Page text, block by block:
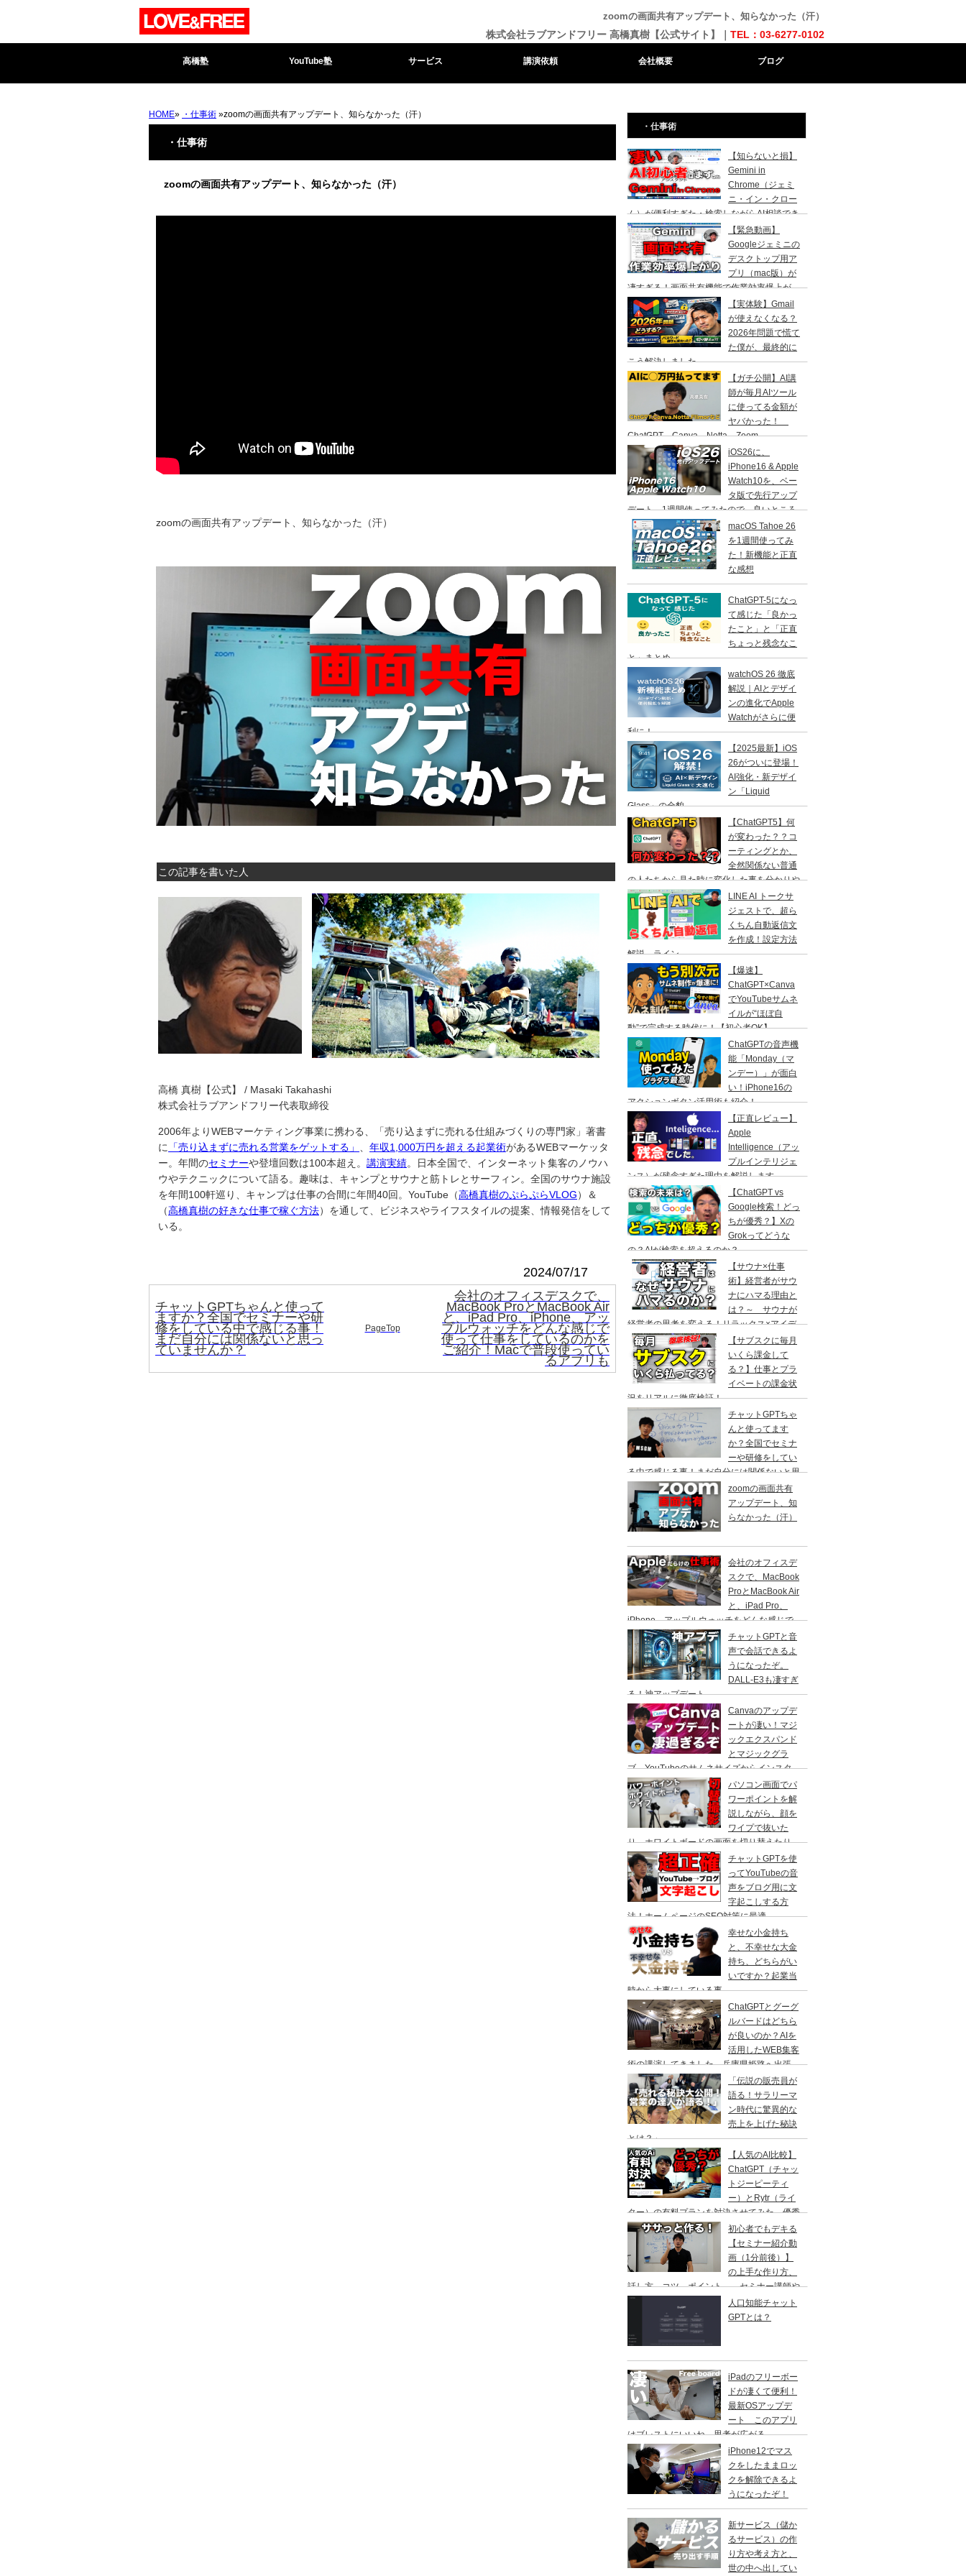
zoomの画面共有アップデート、知らなかった（汗）
株式会社ラブアンドフリー 高橋真樹【公式サイト】｜ TEL：03-6277-0102
高橋塾 YouTube塾 サービス 講演依頼 会社概要 ブログ
HOME» ・仕事術 »zoomの画面共有アップデート、知らなかった（汗）
・仕事術
zoomの画面共有アップデート、知らなかった（汗）
zoomの画面共有アップデート、知らなかった（汗）
この記事を書いた人
高橋 真樹【公式】 / Masaki Takahashi
株式会社ラブアンドフリー代表取締役
2006年よりWEBマーケティング事業に携わる、「売り込まずに売れる仕組みづくりの専門家」著書
に
「売り込まずに売れる営業をゲットする」 年収1,000万円を超える起業術があるWEBマーケッタ
ー。年間のセミナーや登壇回数は100本超え。 講演実績。日本全国で、インターネット集客のノウハ
ウやテクニックについて語る。趣味は、キャンプとサウナと筋トレとサーフィン。全国のサウナ施設
を年間100軒巡り、キャンプは仕事の合間に年間40回。YouTube（高橋真樹のぷらぷらVLOG）＆
（高橋真樹の好きな仕事で稼ぐ方法）を通して、ビジネスやライフスタイルの提案、情報発信をして
いる。
2024/07/17
チャットGPTちゃんと使って
ますか？全国でセミナーや研
修をしている中で感じる事！
まだ自分には関係ないと思っ
ていませんか？
PageTop
会社のオフィスデスクで、
MacBook ProとMacBook Air
と、iPad Pro、iPhone、アッ
プルウォッチをどんな感じで
使って仕事をしているのかを
ご紹介！Macで普段使ってい
るアプリも
・仕事術
【知らないと損】
Gemini in
Chrome（ジェミ
ニ・イン・クロー
ム）が便利すぎた・検索しながらAI相談でき
る時代になりました。AI初心者の社長向け
【緊急動画】
Googleジェミニの
デスクトップ用ア
プリ（mac版）が
凄すぎる！画面共有機能で作業効率爆上が
り！
【実体験】Gmail
が使えなくなる？
2026年問題で慌て
た僕が、最終的に
こう解決しました
【ガチ公開】AI講
師が毎月AIツール
に使ってる金額が
ヤバかった！
ChatGPT、Canva、Notta、Zoom、
FIMORA…などなど
iOS26に、
iPhone16 & Apple
Watch10を、ベー
タ版で先行アップ
デート。1週間使ってみたので、良いところ
悪いところ、その感想をお伝えします。
macOS Tahoe 26
を1週間使ってみ
た！新機能と正直
な感想
ChatGPT-5になっ
て感じた「良かっ
たこと」と「正直
ちょっと残念なこ
と」まとめ
watchOS 26 徹底
解説｜AIとデザイ
ンの進化でApple
Watchがさらに便
利に！
【2025最新】iOS
26がついに登場！
AI強化・新デザイ
ン「Liquid
Glass」の全貌
【ChatGPT5】何
が変わった？？コ
ーティングとか、
全然関係ない普通
の人たちから見た時に変化した事を分かりや
すく解説！
LINE AI トークサ
ジェストで、超ら
くちん自動返信文
を作成！設定方法
解説 ライン
【爆速】
ChatGPT×Canva
でYouTubeサムネ
イルが“ほぼ自
動”で完成する時代に！【初心者OK】
ChatGPTの音声機
能「Monday（マ
ンデー）」が面白
い！iPhone16の
アクションボタン活用術も紹介！
【正直レビュー】
Apple
Intelligence（アッ
プルインテリジェ
ンス）が残念すぎた理由を解説します
【ChatGPT vs
Google検索！どっ
ちが優秀？】Xの
Grokってどうな
の？AIが検索を超えるのか？
【サウナ×仕事
術】経営者がサウ
ナにハマる理由と
は？～ サウナが
経営者の思考を変える！リラックス×アイデ
ア創出の最強ツール ～
【サブスクに毎月
いくら課金して
る？】仕事とプラ
イベートの課金状
況をリアルに徹底検証！
チャットGPTちゃ
んと使ってます
か？全国でセミナ
ーや研修をしてい
る中で感じる事！まだ自分には関係ないと思
っていませんか？
zoomの画面共有
アップデート、知
らなかった（汗）
会社のオフィスデ
スクで、MacBook
ProとMacBook Air
と、iPad Pro、
iPhone、アップルウォッチをどんな感じで
使って仕事をしているのかをご紹介！Macで
普段使っているアプリも
チャットGPTと音
声で会話できるよ
うになったぞ。
DALL-E3も凄すぎ
る！神アップデート
Canvaのアップデ
ートが凄い！マジ
ックエクスパンド
とマジックグラ
ブ、YouTubeのサムネサイズからインスタ
グラムの正方形へ、人物を自動で切り抜いて
動かす事ができる、やり方を解説。
パソコン画面でパ
ワーポイントを解
説しながら、顔を
ワイプで抜いた
り、ホワイトボードの画面を切り替えたり
MacBook Pro×スイッチャーで自由自在に切
替撮影！
チャットGPTを使
ってYouTubeの音
声をブログ用に文
字起こしする方
法！ホームページのSEO対策に最適
幸せな小金持ち
と、不幸せな大金
持ち、どちらがい
いですか？起業当
時から大事にしている事
ChatGPTとグーグ
ルバードはどちら
が良いのか？AIを
活用したWEB集客
術の講演してきました。兵庫県姫路へ出張
「伝説の販売員が
語る！サラリーマ
ン時代に驚異的な
売上を上げた秘訣
とは？」
【人気のAI比較】
ChatGPT（チャッ
トジーピーティ
ー）とRytr（ライ
ター）の有料プランを対決させてみた。優秀
なのはどっちなのか？
初心者でもデキる
【セミナー紹介動
画（1分前後）】
の上手な作り方、
話し方、コツ、ポイント、 セミナー講師や
研修講師の方ご参考に
人口知能チャット
GPTとは？
iPadのフリーボー
ドが凄くて便利！
最新OSアップデ
ート このアプリ
はブレストにいいね。思考が広がる。
iPhone12でマス
クをしたままロッ
クを解除できるよ
うになったぞ！
新サービス（儲か
るサービス）の作
り方や考え方と、
世の中へ出してい